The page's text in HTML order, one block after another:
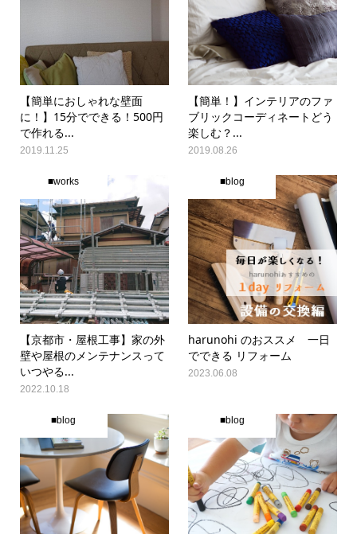
【簡単におしゃれな壁面
に！】15分でできる！500円
で作れる...
2019.11.25
【簡単！】インテリアのファ
ブリックコーディネートどう
楽しむ？...
2019.08.26
■works
【京都市・屋根工事】家の外
壁や屋根のメンテナンスって
いつやる...
2022.10.18
■blog
harunohi のおススメ 一日
でできる リフォーム
2023.06.08
■blog ■blog